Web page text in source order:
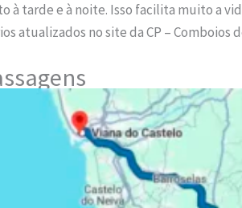
à tarde e à noite. Isso facilita muito a
atualizados no site da CP –